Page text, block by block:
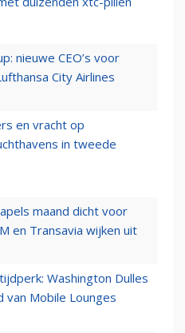
nieuwe CEO’s voor
City Airlines
en vracht op
in tweede
maand dicht voor
en Transavia wijken uit
Washington Dulles
van Mobile Lounges